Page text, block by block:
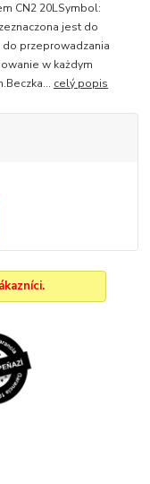
CN2 20LSymbol:
jest do
do przeprowadzania
w każdym
celý popis